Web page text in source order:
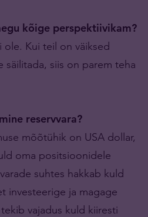
kõige perspektiivikam?
ole. Kui teil on väiksed
säilitada, siis on parem teha
reservvara?
mõõtühik on USA dollar,
oma positsioonidele
suhtes hakkab kuld
investeerige ja magage
vajadus kuld kiiresti